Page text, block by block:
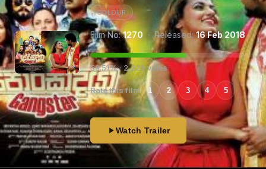
COLOUR
Film No:1270 · Released:16 Feb 2018
59.51% · 2,226 votes
Rate this film 1 2 3 4 5
Watch Trailer